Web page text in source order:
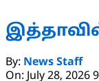
2026-
07-
By: News Staff
On: July 28, 2026